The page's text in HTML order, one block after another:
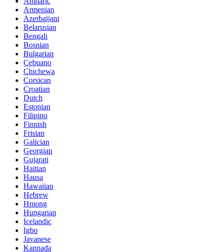
Armenian
Azerbaijani
Belarusian
Bengali
Bosnian
Bulgarian
Cebuano
Chichewa
Corsican
Croatian
Dutch
Estonian
Filipino
Finnish
Frisian
Galician
Georgian
Gujarati
Haitian
Hausa
Hawaiian
Hebrew
Hmong
Hungarian
Icelandic
Igbo
Javanese
Kannada